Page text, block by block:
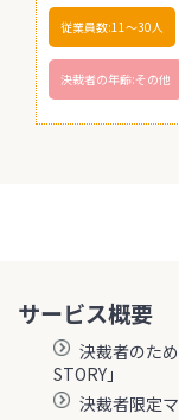
従業員数:11〜30人
決裁者の年齢:その他
サービス概要
決裁者のた
STORY」
決裁者限定